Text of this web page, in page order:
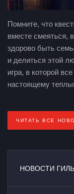
Помните, что
вместе смеяться,
здорово быть
и делиться этой
игра, в которой
настоящему
ЧИТАТЬ ВСЕ
НОВОСТИ